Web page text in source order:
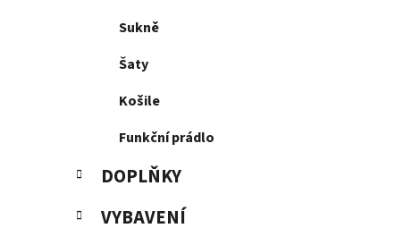
Sukně
Šaty
Košile
Funkční prádlo
DOPLŇKY
VYBAVENÍ